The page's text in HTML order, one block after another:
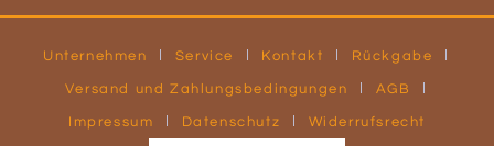
Unternehmen Service Kontakt Rückgabe
Versand und Zahlungsbedingungen AGB
Impressum Datenschutz Widerrufsrecht